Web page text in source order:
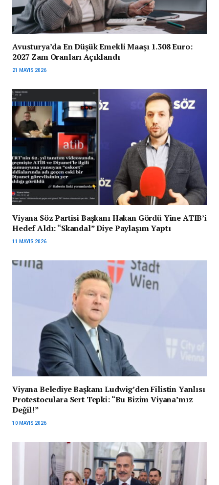
Avusturya’da En Düşük Emekli Maaşı 1.308 Euro:
2027 Zam Oranları Açıklandı
21 MAYIS 2026
Viyana Söz Partisi Başkanı Hakan Gördü Yine ATIB’i
Hedef Aldı: “Skandal” Diye Paylaşım Yaptı
11 MAYIS 2026
Viyana Belediye Başkanı Ludwig’den Filistin Yanlısı
Protestoculara Sert Tepki: “Bu Bizim Viyana’mız
Değil!”
10 MAYIS 2026